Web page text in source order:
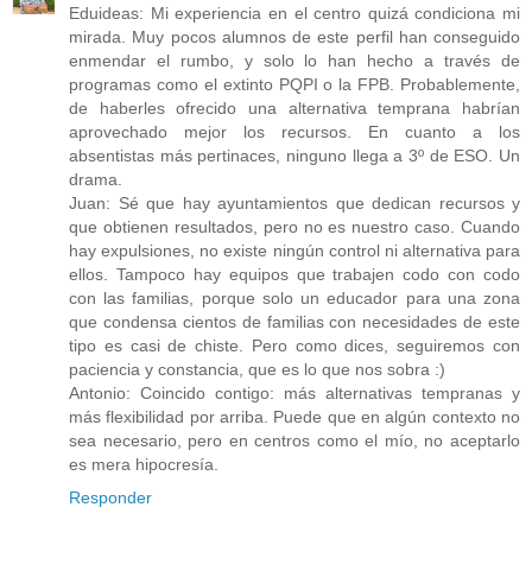
Eduideas: Mi experiencia en el centro quizá condiciona mi
mirada. Muy pocos alumnos de este perfil han conseguido
enmendar el rumbo, y solo lo han hecho a través de
programas como el extinto PQPI o la FPB. Probablemente,
de haberles ofrecido una alternativa temprana habrían
aprovechado mejor los recursos. En cuanto a los
absentistas más pertinaces, ninguno llega a 3º de ESO. Un
drama.
Juan: Sé que hay ayuntamientos que dedican recursos y
que obtienen resultados, pero no es nuestro caso. Cuando
hay expulsiones, no existe ningún control ni alternativa para
ellos. Tampoco hay equipos que trabajen codo con codo
con las familias, porque solo un educador para una zona
que condensa cientos de familias con necesidades de este
tipo es casi de chiste. Pero como dices, seguiremos con
paciencia y constancia, que es lo que nos sobra :)
Antonio: Coincido contigo: más alternativas tempranas y
más flexibilidad por arriba. Puede que en algún contexto no
sea necesario, pero en centros como el mío, no aceptarlo
es mera hipocresía.
Responder